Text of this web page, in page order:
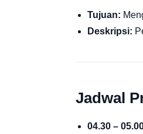
Tujuan:
Deskripsi:
Jadwal
04.30 –